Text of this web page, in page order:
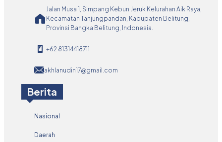
Jalan Musa 1, Simpang Kebun Jeruk Kelurahan Aik Raya,
Kecamatan Tanjungpandan, Kabupaten Belitung,
Provinsi Bangka Belitung, Indonesia.
+62 81314418711
akhlanudin17@gmail.com
Berita
Nasional
Daerah